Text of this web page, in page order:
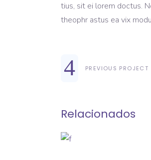
tius, sit ei lorem doctus.
theophr astus ea vix
PREVIOUS PROJECT
Relacionados